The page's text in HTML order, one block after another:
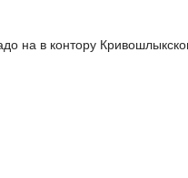
на в контору